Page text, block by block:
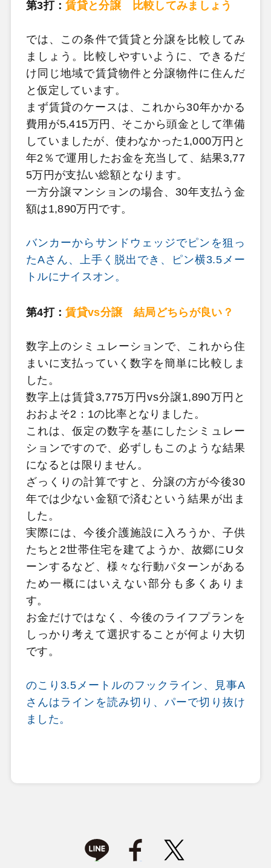
第3打：賃貸と分譲 比較してみましょう
では、この条件で賃貸と分譲を比較してみ
ましょう。比較しやすいように、できるだ
け同じ地域で賃貸物件と分譲物件に住んだ
と仮定しています。
まず賃貸のケースは、これから30年かかる
費用が5,415万円、そこから頭金として準備
していましたが、使わなかった1,000万円と
年2％で運用したお金を充当して、結果3,77
5万円が支払い総額となります。
一方分譲マンションの場合、30年支払う金
額は1,890万円です。
バンカーからサンドウェッジでピンを狙っ
たAさん、上手く脱出でき、ピン横3.5メー
トルにナイスオン。
第4打：賃貸vs分譲 結局どちらが良い？
数字上のシミュレーションで、これから住
まいに支払っていく数字を簡単に比較しま
した。
数字上は賃貸3,775万円vs分譲1,890万円と
おおよそ2：1の比率となりました。
これは、仮定の数字を基にしたシミュレー
ションですので、必ずしもこのような結果
になるとは限りません。
ざっくりの計算ですと、分譲の方が今後30
年では少ない金額で済むという結果が出ま
した。
実際には、今後介護施設に入ろうか、子供
たちと2世帯住宅を建てようか、故郷にUタ
ーンするなど、様々な行動パターンがある
ため一概にはいえない部分も多くありま
す。
お金だけではなく、今後のライフプランを
しっかり考えて選択することが何より大切
です。
のこり3.5メートルのフックライン、見事A
さんはラインを読み切り、パーで切り抜け
ました。